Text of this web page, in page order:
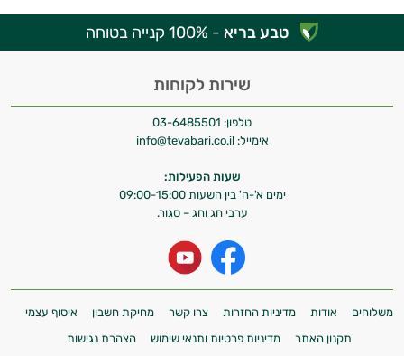
טבע בריא - 100% קנייה בטוחה
שירות לקוחות
טלפון: 03-6485501
אימייל: info@tevabari.co.il
שעות הפעילות:
ימים א'-ה' בין השעות 09:00-15:00
ערבי חג וחג – סגור.
משלוחים אודות מדיניות החזרות צרו קשר מחיקת חשבון
איסוף עצמי
תקנון האתר
מדיניות פרטיות ותנאי שימוש
הצהרת נגישות